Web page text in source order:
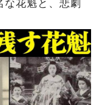
な花魁と、悲劇